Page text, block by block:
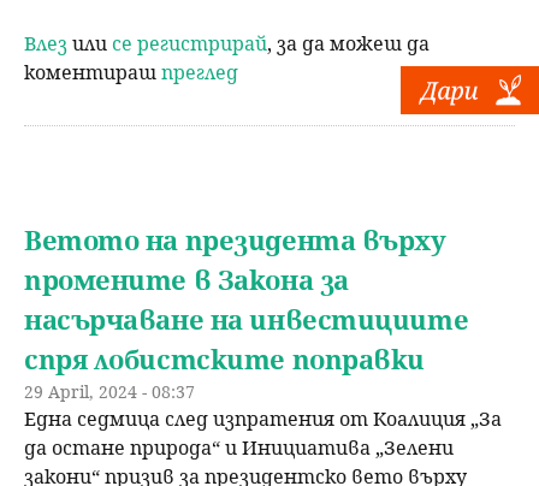
Влезили се регистрирай, за да можеш да
коментирашпреглед
Ветото на президента върху
промените в Закона за
насърчаване на инвестициите
спря лобистските поправки
29 April, 2024 - 08:37
​Една седмица след изпратения от Коалиция „За
да остане природа“ и Инициатива „Зелени
закони“ призив за президентско вето върху